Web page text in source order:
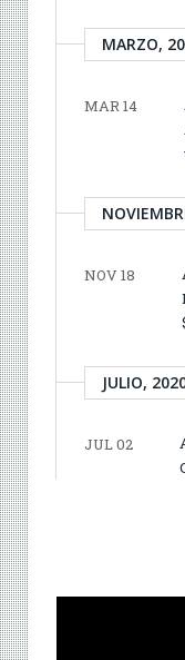
MARZO,
MAR 14
NOV 18
JULIO,
JUL 02